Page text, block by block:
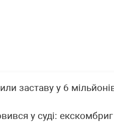
заставу у 6
у суді: екскомбриг